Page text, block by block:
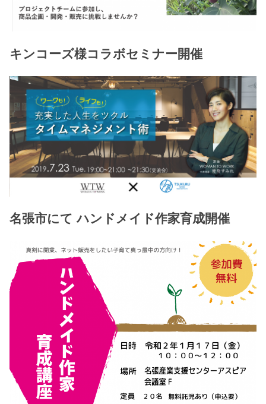
キンコーズ様コラボセミナー開催
名張市にて ハンドメイド作家育成開催